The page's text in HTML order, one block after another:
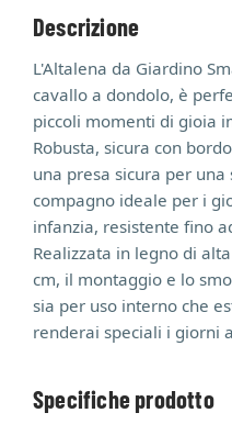
Descrizione
L'Altalena da Giardino
cavallo a dondolo, è
piccoli momenti di gioia
Robusta, sicura con
una presa sicura per
compagno ideale per i
infanzia, resistente fino
Realizzata in legno di
cm, il montaggio e lo
sia per uso interno che
renderai speciali i giorni
Specifiche prodotto